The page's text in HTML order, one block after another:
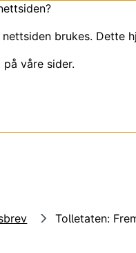
brukes. Dette
våre sider.
Tolletaten: